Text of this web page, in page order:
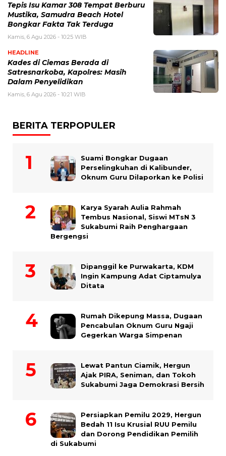
Tepis Isu Kamar 308 Tempat Berburu
Mustika, Samudra Beach Hotel
Bongkar Fakta Tak Terduga
Kamis, 6 Agu 2026 - 10:25 WIB
HEADLINE
Kades di Ciemas Berada di
Satresnarkoba, Kapolres: Masih
Dalam Penyelidikan
Kamis, 6 Agu 2026 - 10:21 WIB
BERITA TERPOPULER
Suami Bongkar Dugaan
Perselingkuhan di Kalibunder,
Oknum Guru Dilaporkan ke Polisi
Karya Syarah Aulia Rahmah
Tembus Nasional, Siswi MTsN 3
Sukabumi Raih Penghargaan
Bergengsi
Dipanggil ke Purwakarta, KDM
Ingin Kampung Adat Ciptamulya
Ditata
Rumah Dikepung Massa, Dugaan
Pencabulan Oknum Guru Ngaji
Gegerkan Warga Simpenan
Lewat Pantun Ciamik, Hergun
Ajak PIRA, Seniman, dan Tokoh
Sukabumi Jaga Demokrasi Bersih
Persiapkan Pemilu 2029, Hergun
Bedah 11 Isu Krusial RUU Pemilu
dan Dorong Pendidikan Pemilih
di Sukabumi